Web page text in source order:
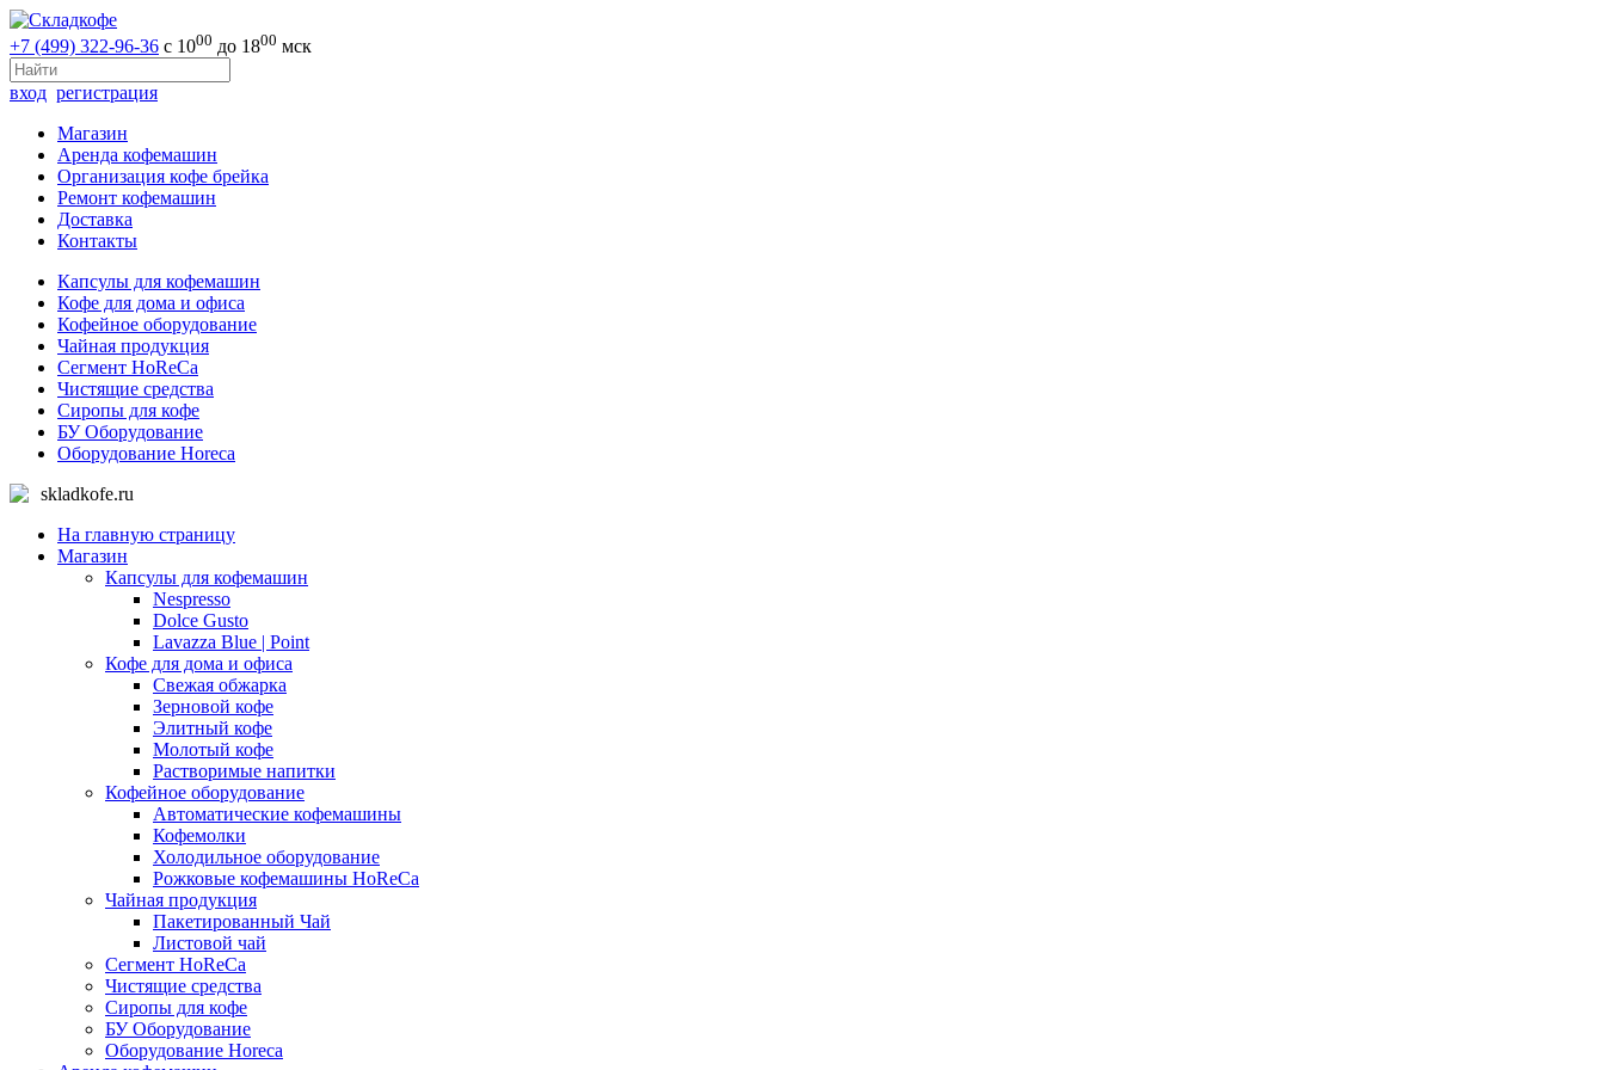
+7 (499) 322-96-36 с 1000 до 1800 мск
вход регистрация
Магазин
Аренда кофемашин
Организация кофе брейка
Ремонт кофемашин
Доставка
Контакты
Капсулы для кофемашин
Кофе для дома и офиса
Кофейное оборудование
Чайная продукция
Сегмент HoReCa
Чистящие средства
Сиропы для кофе
БУ Оборудование
Оборудование Horeca
skladkofe.ru
На главную страницу
Магазин
Капсулы для кофемашин
Nespresso
Dolce Gusto
Lavazza Blue | Point
Кофе для дома и офиса
Свежая обжарка
Зерновой кофе
Элитный кофе
Молотый кофе
Растворимые напитки
Кофейное оборудование
Автоматические кофемашины
Кофемолки
Холодильное оборудование
Рожковые кофемашины HoReCa
Чайная продукция
Пакетированный Чай
Листовой чай
Сегмент HoReCa
Чистящие средства
Сиропы для кофе
БУ Оборудование
Оборудование Horeca